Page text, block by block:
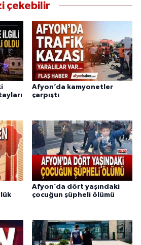
çekebilir
Afyon’da kamyonetler
çarpıştı
Afyon’da dört yaşındaki
çocuğun şüpheli ölümü